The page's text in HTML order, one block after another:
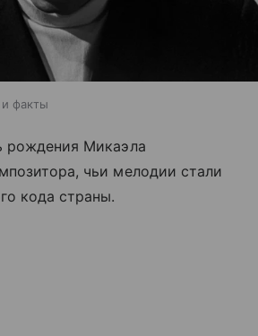
факты
рождения Микаэла
чьи мелодии стали
кода страны.